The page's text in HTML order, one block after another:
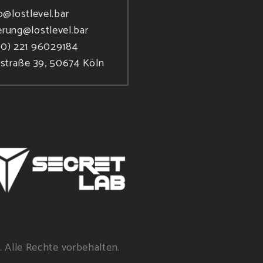
221 96029184
39, 50674 Köln
Rechte vorbehalten.